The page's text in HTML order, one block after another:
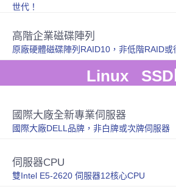
世代！
高階企業磁碟陣列
原廠硬體磁碟陣列RAID10，非低階RAID
Linux SSD
國際大廠全新專業伺服器
國際大廠DELL品牌，非白牌或次牌伺服器
伺服器CPU
雙Intel E5-2620 伺服器12核心CPU